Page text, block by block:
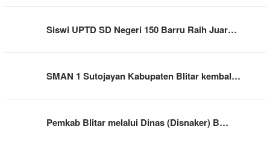
Siswi UPTD SD Negeri 150 Barru Raih Juar…
SMAN 1 Sutojayan Kabupaten Blitar kembal…
Pemkab Blitar melalui Dinas (Disnaker) B…